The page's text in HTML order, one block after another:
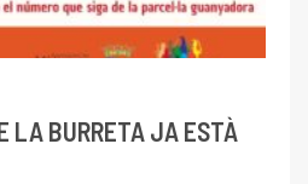
LA BURRETA JA ESTÀ